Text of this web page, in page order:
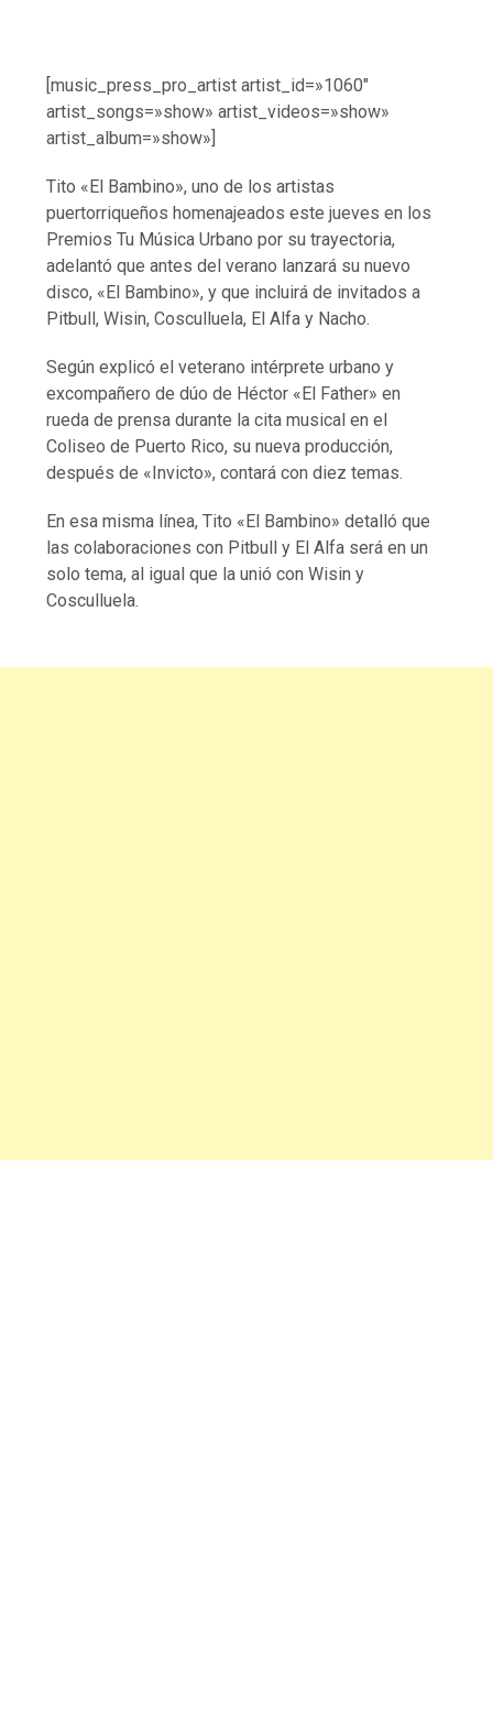
[music_press_pro_artist artist_id=»1060″
artist_songs=»show» artist_videos=»show»
artist_album=»show»]
Tito «El Bambino», uno de los artistas
puertorriqueños homenajeados este jueves en los
Premios Tu Música Urbano por su trayectoria,
adelantó que antes del verano lanzará su nuevo
disco, «El Bambino», y que incluirá de invitados a
Pitbull, Wisin, Cosculluela, El Alfa y Nacho.
Según explicó el veterano intérprete urbano y
excompañero de dúo de Héctor «El Father» en
rueda de prensa durante la cita musical en el
Coliseo de Puerto Rico, su nueva producción,
después de «Invicto», contará con diez temas.
En esa misma línea, Tito «El Bambino» detalló que
las colaboraciones con Pitbull y El Alfa será en un
solo tema, al igual que la unió con Wisin y
Cosculluela.